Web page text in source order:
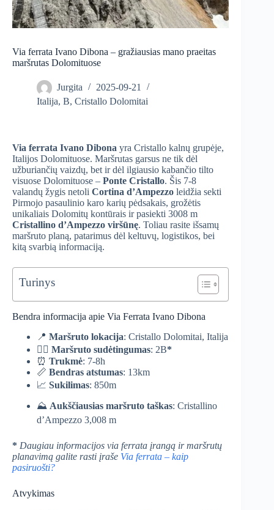
Via ferrata Ivano Dibona – gražiausias mano praeitas
maršrutas Dolomituose
Jurgita
2025-09-21
Italija, B, Cristallo Dolomitai
Via ferrata Ivano Dibona yra Cristallo kalnų grupėje,
Italijos Dolomituose. Maršrutas garsus ne tik dėl
užburiančių vaizdų, bet ir dėl ilgiausio kabančio tilto
visuose Dolomituose – Ponte Cristallo. Šis 7-8
valandų žygis netoli Cortina d’Ampezzo leidžia sekti
Pirmojo pasaulinio karo karių pėdsakais, grožėtis
unikaliais Dolomitų kontūrais ir pasiekti 3008 m
Cristallino d’Ampezzo viršūnę. Toliau rasite išsamų
maršruto planą, patarimus dėl keltuvų, logistikos, bei
kitą svarbią informaciją.
Turinys
Bendra informacija apie Via Ferrata Ivano Dibona
📍 Maršruto lokacija: Cristallo Dolomitai, Italija
🧗‍♀️ Maršruto sudėtingumas: 2B*
⏰ Trukmė: 7-8h
📏 Bendras atstumas: 13km
📈 Sukilimas: 850m
⛰️ Aukščiausias maršruto taškas: Cristallino
d’Ampezzo 3,008 m
* Daugiau informacijos via ferrata įrangą ir maršrutų
planavimą galite rasti įraše Via ferrata – kaip
pasiruošti?
Atvykimas